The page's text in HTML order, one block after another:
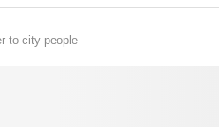
to city people